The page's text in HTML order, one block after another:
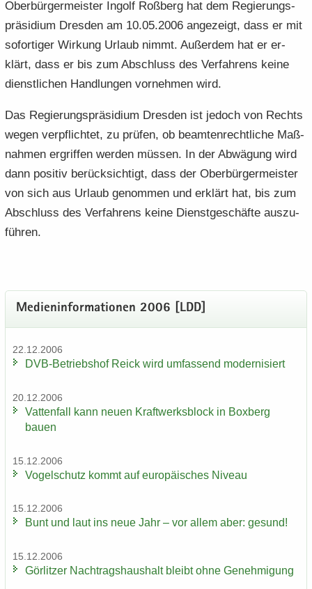
Ober­bür­ger­meis­ter In­golf Roß­berg hat dem Re­gie­rungs­
prä­si­di­um Dres­den am 10.05.2006 an­ge­zeigt, dass er mit
so­for­ti­ger Wir­kung Ur­laub nimmt. Au­ßer­dem hat er er­
klärt, dass er bis zum Ab­schluss des Ver­fah­rens keine
dienst­li­chen Hand­lun­gen vor­neh­men wird.
Das Re­gie­rungs­prä­si­di­um Dres­den ist je­doch von Rechts
wegen ver­pflich­tet, zu prü­fen, ob be­am­ten­recht­li­che Maß­
nah­men er­grif­fen wer­den müs­sen. In der Ab­wä­gung wird
dann po­si­tiv be­rück­sich­tigt, dass der Ober­bür­ger­meis­ter
von sich aus Ur­laub ge­nom­men und er­klärt hat, bis zum
Ab­schluss des Ver­fah­rens keine Dienst­ge­schäf­te aus­zu­
füh­ren.
Me­di­en­in­for­ma­tio­nen 2006 [LDD]
22.12.2006
DVB-​Betriebshof Reick wird um­fas­send mo­der­ni­siert
20.12.2006
Vat­ten­fall kann neuen Kraft­werks­block in Box­berg
bauen
15.12.2006
Vo­gel­schutz kommt auf eu­ro­päi­sches Ni­veau
15.12.2006
Bunt und laut ins neue Jahr – vor allem aber: ge­sund!
15.12.2006
Gör­lit­zer Nach­trags­haus­halt bleibt ohne Ge­neh­mi­gung